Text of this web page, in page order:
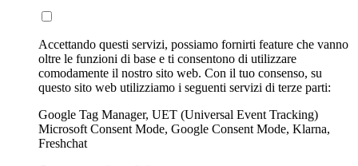
Accettando questi servizi, possiamo fornirti feature che vanno
oltre le funzioni di base e ti consentono di utilizzare
comodamente il nostro sito web. Con il tuo consenso, su
questo sito web utilizziamo i seguenti servizi di terze parti:
Google Tag Manager, UET (Universal Event Tracking)
Microsoft Consent Mode, Google Consent Mode, Klarna,
Freshchat